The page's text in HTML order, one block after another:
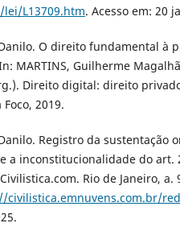
lei/L13709.htm. Acesso em: 20
O direito fundamental à
MARTINS, Guilherme
Direito digital: direito
Foco, 2019.
Registro da sustentação
a inconstitucionalidade do art.
Rio de Janeiro,
civilistica.emnuvens.com.br/